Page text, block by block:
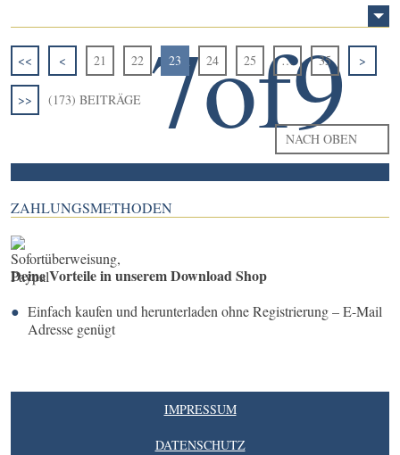
<< < 21 22 23 24 25 … 35 >
>> (173) BEITRÄGE
NACH OBEN
ZAHLUNGSMETHODEN
Deine Vorteile in unserem Download Shop
Einfach kaufen und herunterladen ohne Registrierung – E-Mail
Adresse genügt
IMPRESSUM
DATENSCHUTZ